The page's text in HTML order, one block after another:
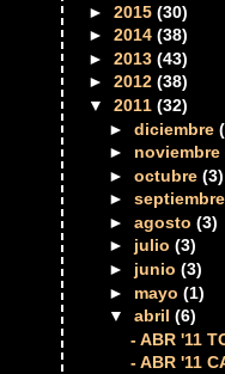
►2015(30)
►2014(38)
►2013(43)
►2012(38)
▼2011(32)
►diciembre
► noviembre
►octubre(3)
►
►agosto(3)
► julio(3)
► junio(3)
► mayo(1)
▼abril(6)
- ABR '11
- ABR '11